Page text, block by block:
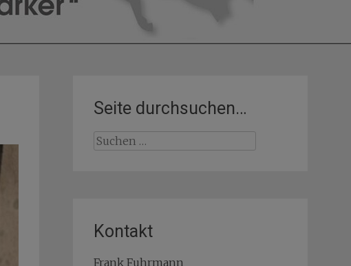
Seite durchsuchen…
Suchen
Kontakt
Frank Fuhrmann